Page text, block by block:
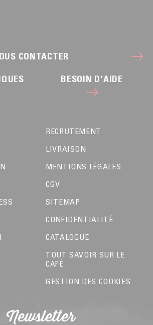
CONTACTER
BESOIN D'AIDE
RECRUTEMENT
LIVRAISON
MENTIONS LÉGALES
CGV
SITEMAP
CONFIDENTIALITÉ
CATALOGUE
TOUT SAVOIR SUR LE
CAFÉ
GESTION DES COOKIES
Newsletter